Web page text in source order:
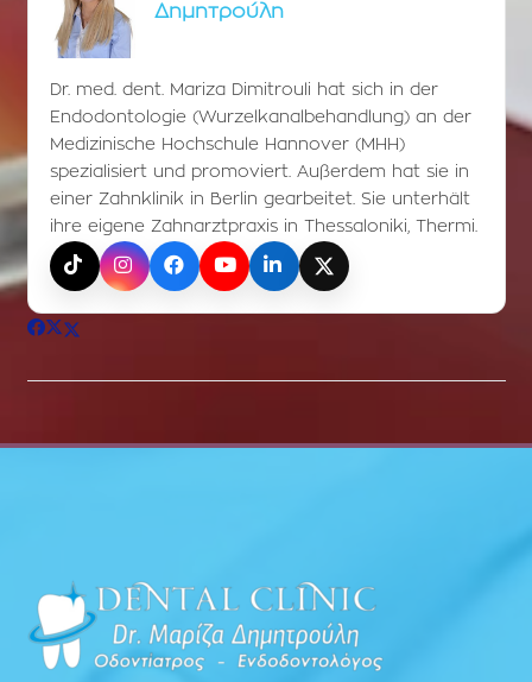
Δημητρούλη
Dr. med. dent. Mariza Dimitrouli hat sich in der
Endodontologie (Wurzelkanalbehandlung) an der
Medizinische Hochschule Hannover (MHH)
spezialisiert und promoviert. Außerdem hat sie in
einer Zahnklinik in Berlin gearbeitet. Sie unterhält
ihre eigene Zahnarztpraxis in Thessaloniki, Thermi.
TikTokInstagramFacebookYouTubeLinkedInX (Twitter)